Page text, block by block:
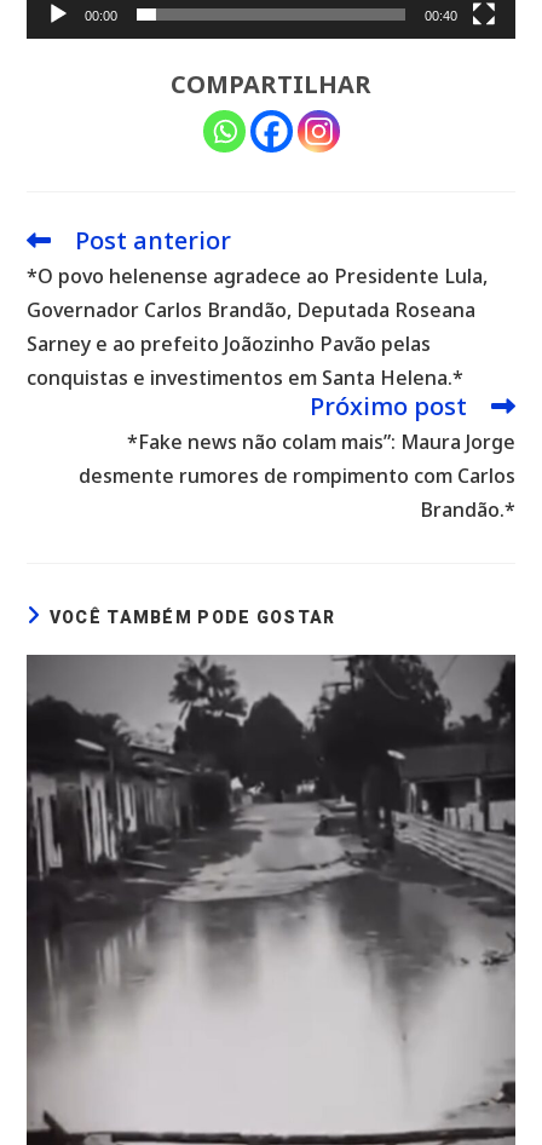
00:00 00:40
COMPARTILHAR
Leia
artigos
Post anterior
*O povo helenense agradece ao Presidente Lula,
Governador Carlos Brandão, Deputada Roseana
Sarney e ao prefeito Joãozinho Pavão pelas
conquistas e investimentos em Santa Helena.*
Próximo post
*Fake news não colam mais”: Maura Jorge
desmente rumores de rompimento com Carlos
Brandão.*
VOCÊ TAMBÉM PODE GOSTAR